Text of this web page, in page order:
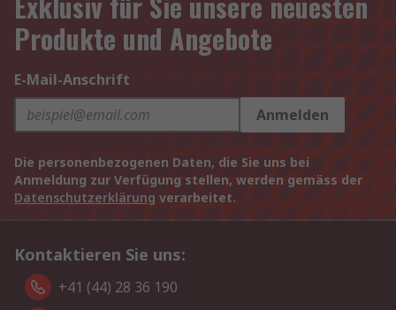
Produkte und Angebote
E-Mail-Anschrift
Anmelden
Die personenbezogenen Daten, die Sie uns bei
Anmeldung zur Verfügung stellen, werden gemäss der
Datenschutzerklärung verarbeitet.
Kontaktieren Sie uns:
+41 (44) 28 36 190